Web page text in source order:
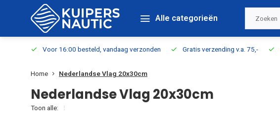
Alle categorieën
Voor 16:00 besteld, vandaag verzonden Gratis verzending v.a. 75,-
Home Nederlandse Vlag 20x30cm
Nederlandse Vlag 20x30cm
Toon alle: